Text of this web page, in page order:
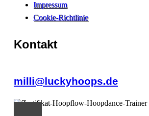
Impressum
Cookie-Richtlinie
Kontakt
milli@luckyhoops.de